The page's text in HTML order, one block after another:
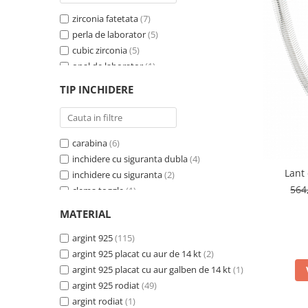
SETURI BIJUTERII
ACE DE CRAVATA
BRATARI PENTRU PICIOR
BRATARA TIP ROZARIU
zirconia fatetata(7)
perla de laborator(5)
cubic zirconia(5)
opal de laborator (1)
perla de laborator
coral si cubic zirconia
ametist(1)
sidef si cubic zirconia
onix fatetat (1)
perla de cultura(1)
onix(1)
TIP INCHIDERE
carabina(6)
inchidere cu siguranta dubla(4)
inchidere cu siguranta(2)
clema toggle (1)
sistem de inchidere cu siguranta
tip ''cerc''(1)
sistem de inchidere cu siguranta dubla
MATERIAL
argint 925(115)
argint 925 placat cu aur de 14 kt(2)
argint 925 placat cu aur galben de 14 kt(1)
argint 925 rodiat(49)
argint rodiat(1)
Lant